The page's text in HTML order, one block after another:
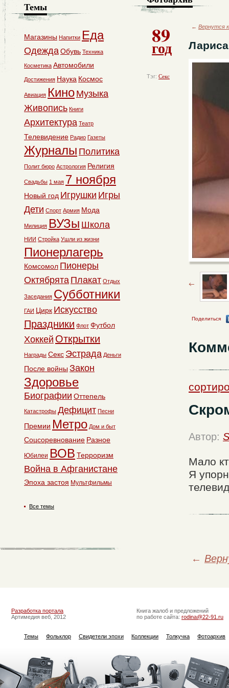
89
год
Тэг: Секс
← Вернутся
Поделиться
Автор:
Мало
Я
←
Темы
Магазины Напитки Еда
ОдеждаОбувь Техника
Косметика Автомобили
Достижения Наука Космос
Авиация Кино Музыка
Живопись Книги
Архитектура Театр
Телевидение Радио Газеты
Журналы Политика
Полит бюро Астрология Религия
Свадьбы 1 мая 7 ноября
Новый год Игрушки Игры
Дети Спорт Армия Мода
Милиция ВУЗы Школа
НИИ Стройка Ушли из жизни
Пионерлагерь
Комсомол Пионеры
Октябрята Плакат Отдых
Заседания Субботники
ГАИ Цирк Искусство
Праздники Флот Футбол
Хоккей Открытки
Награды Секс Эстрада Деньги
После войны Закон
Здоровье
Биографии Оттепель
Катастрофы Дефицит Песни
Премии Метро Дом и быт
Соцсоревнование Разное
Юбилеи ВОВ Терроризм
Война в Афганистане
Эпоха застоя Мультфильмы
Все темы
Разработка портала
Артимедия веб, 2012
Книга жалоб и предложений
по работе сайта: rodina@22-91.ru
Темы Фольклор Свидетели эпохи Коллекции Толкучка Фотоархив